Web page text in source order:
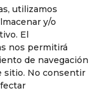
utilizamos
y/o
El
nos permitirá
de navegación
sitio. No consentir
para